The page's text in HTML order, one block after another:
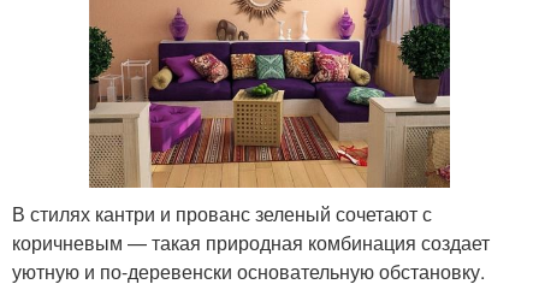
В стилях кантри и прованс зеленый сочетают с
коричневым — такая природная комбинация создает
уютную и по-деревенски основательную обстановку.